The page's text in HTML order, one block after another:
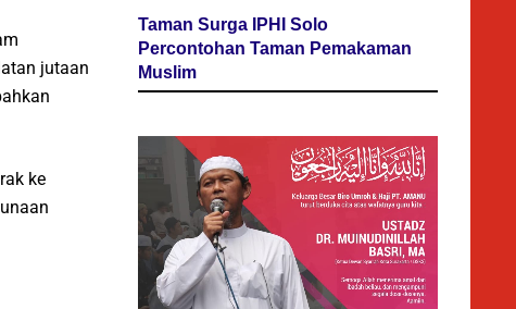
jutaan
ke
Taman Surga IPHI Solo
Percontohan Taman Pemakaman
Muslim